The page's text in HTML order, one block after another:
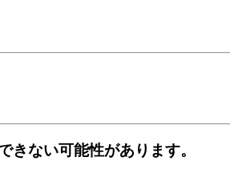
きない可能性があります。